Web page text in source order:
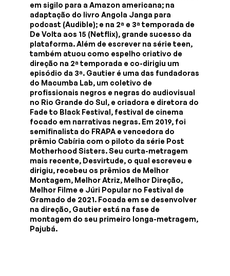
em sigilo para a Amazon americana; na
adaptação do livro Angola Janga para
podcast (Audible); e na 2ª e 3ª temporada de
De Volta aos 15 (Netflix), grande sucesso da
plataforma. Além de escrever na série teen,
também atuou como espelho criativo de
direção na 2ª temporada e co-dirigiu um
episódio da 3ª. Gautier é uma das fundadoras
do Macumba Lab, um coletivo de
profissionais negros e negras do audiovisual
no Rio Grande do Sul, e criadora e diretora do
Fade to Black Festival, festival de cinema
focado em narrativas negras. Em 2019, foi
semifinalista do FRAPA e vencedora do
prêmio Cabíria com o piloto da série Post
Motherhood Sisters. Seu curta-metragem
mais recente, Desvirtude, o qual escreveu e
dirigiu, recebeu os prêmios de Melhor
Montagem, Melhor Atriz, Melhor Direção,
Melhor Filme e Júri Popular no Festival de
Gramado de 2021. Focada em se desenvolver
na direção, Gautier está na fase de
montagem do seu primeiro longa-metragem,
Pajubá.